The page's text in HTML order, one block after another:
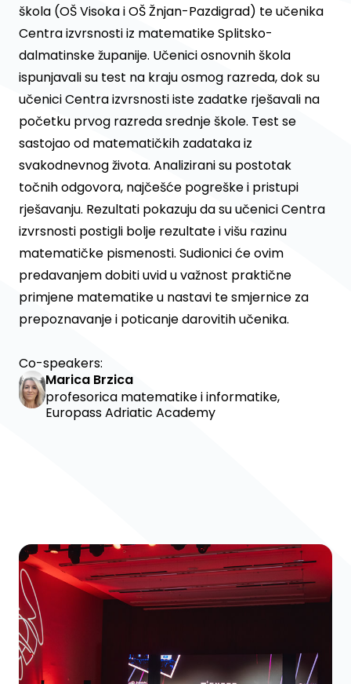
škola (OŠ Visoka i OŠ Žnjan-Pazdigrad) te učenika
Centra izvrsnosti iz matematike Splitsko-
dalmatinske županije. Učenici osnovnih škola
ispunjavali su test na kraju osmog razreda, dok su
učenici Centra izvrsnosti iste zadatke rješavali na
početku prvog razreda srednje škole. Test se
sastojao od matematičkih zadataka iz
svakodnevnog života. Analizirani su postotak
točnih odgovora, najčešće pogreške i pristupi
rješavanju. Rezultati pokazuju da su učenici Centra
izvrsnosti postigli bolje rezultate i višu razinu
matematičke pismenosti. Sudionici će ovim
predavanjem dobiti uvid u važnost praktične
primjene matematike u nastavi te smjernice za
prepoznavanje i poticanje darovitih učenika.
Co-speakers:
Marica Brzica
profesorica matematike i informatike,
Europass Adriatic Academy